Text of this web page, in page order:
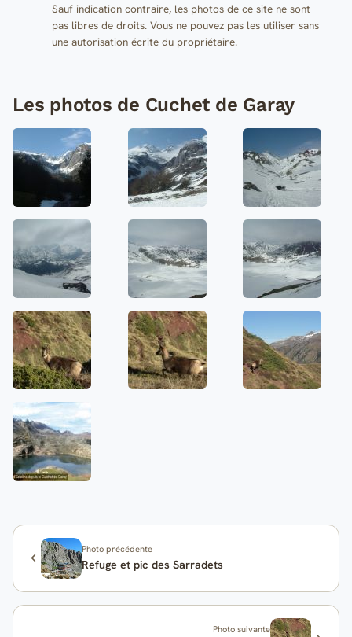
Sauf indication contraire, les photos de ce site ne sont
pas libres de droits. Vous ne pouvez pas les utiliser sans
une autorisation écrite du propriétaire.
Les photos de Cuchet de Garay
Photo précédente
Refuge et pic des Sarradets
Photo suivante